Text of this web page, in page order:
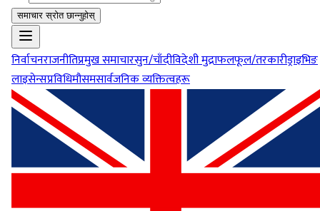
समाचार स्रोत छान्नुहोस्
निर्वाचनराजनीतिप्रमुख समाचारसुन/चाँदीविदेशी मुद्राफलफूल/तरकारीड्राइभिङ
लाइसेन्सप्रविधिमौसमसार्वजनिक व्यक्तित्वहरू